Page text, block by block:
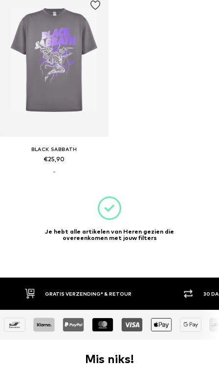
BLACK SABBATH
€25,90
Je hebt alle artikelen van Heren gezien die
overeenkomen met jouw filters
GRATIS VERZENDING* & RETOUR 30
Mis niks!